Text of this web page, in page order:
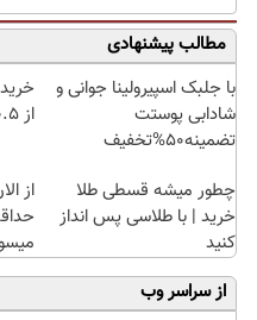
مطالب پیشنهادی
با جلبک اسپیرولینا جوانی و
شادابی پوستت
تضمینه50%تخفیف
از ۰.۵ گرم تا ۱۰ گرم
چطور میشه قسطی طلا
خرید | با طلاسی پس انداز
کنید
از
از سراسر وب